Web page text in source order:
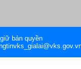
bản quyền